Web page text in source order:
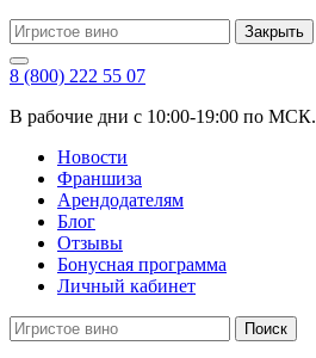
Закрыть
8 (800) 222 55 07
В рабочие дни с 10:00-19:00 по МСК.
Новости
Франшиза
Арендодателям
Блог
Отзывы
Бонусная программа
Личный кабинет
Поиск